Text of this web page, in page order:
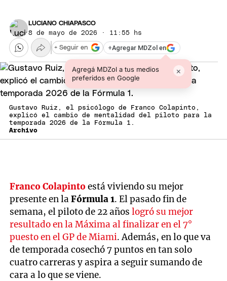
LUCIANO CHIAPASCO
8 de mayo de 2026 · 11:55 hs
+Agregar MDZol en
Agregá MDZol a tus medios
preferidos en Google
×
+ Seguir en
Gustavo Ruiz, el psicólogo de Franco Colapinto,
explicó el cambio de mentalidad del piloto para la
temporada 2026 de la Fórmula 1.
Archivo
Franco Colapintoestá viviendo su mejor
presente en laFórmula 1. El pasado fin de
semana, el piloto de 22 añoslogró su mejor
resultado en la Máxima al finalizar en el 7°
puesto en el GP de Miami. Además, en lo que va
de temporada cosechó 7 puntos en tan solo
cuatro carreras y aspira a seguir sumando de
cara a lo que se viene.